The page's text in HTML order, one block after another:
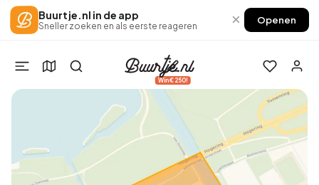
Buurtje.nl in de app
Sneller zoeken en als eerste reageren × Openen
Win €250!